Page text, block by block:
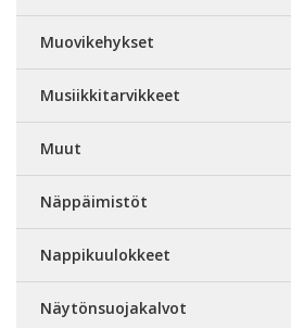
Muovikehykset
Musiikkitarvikkeet
Muut
Näppäimistöt
Nappikuulokkeet
Näytönsuojakalvot